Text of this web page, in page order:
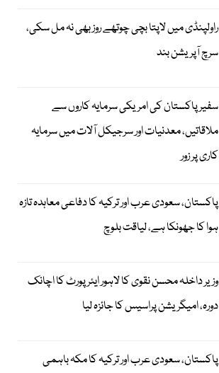
راولپنڈی میں لاپتا بچی چوتھے روز بھی نہ مل سکی،
سرچ آپریشن بند
سفیر پاکستان کی امریکی سرمایہ کاروں سے
ملاقاتیں، معدنیات اور سرجیکل آلات میں سرمایہ
کاری پر زور
پاکستان، سعودی عرب اور ترکیہ کا دفاعی معاہدہ تازہ
ہوا کا جھونکا ہے، لیاقت بلوچ
وزیر داخلہ محسن نقوی کا لاہور ایئر پورٹ کا اچانک
دورہ، امیگریشن پراسیس کا جائزہ لیا
پاکستان، سعودی عرب اور ترکیہ کا مکہ باہمی